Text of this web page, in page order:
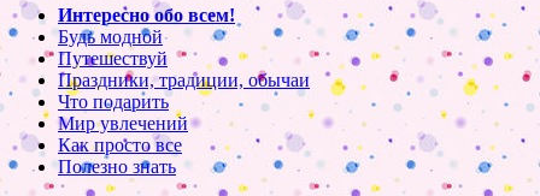
Интересно обо всем!
Будь модной
Путешествуй
Праздники, традиции, обычаи
Что подарить
Мир увлечений
Как просто все
Полезно знать